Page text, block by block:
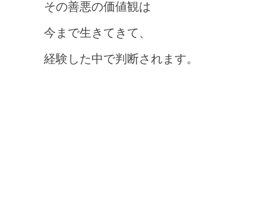
その善悪の価値観は
今まで生きてきて、
経験した中で判断されます。